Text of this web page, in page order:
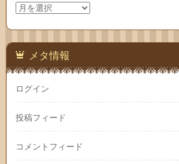
ア
ー
カ
イ
ブ メタ情報
ログイン
投稿フィード
コメントフィード